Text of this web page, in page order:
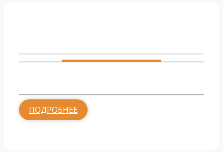
ПОДРОБНЕЕ